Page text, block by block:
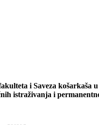
i Saveza košarkaša
istraživanja i